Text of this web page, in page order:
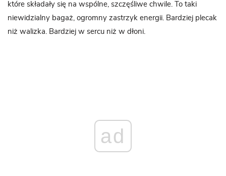
które składały się na wspólne, szczęśliwe chwile. To taki
niewidzialny bagaż, ogromny zastrzyk energii. Bardziej plecak
niż walizka. Bardziej w sercu niż w dłoni.
ad